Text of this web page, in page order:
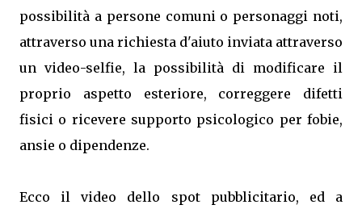
possibilità a persone comuni o personaggi noti,
attraverso una richiesta d'aiuto inviata attraverso
un video-selfie, la possibilità di modificare il
proprio aspetto esteriore, correggere difetti
fisici o ricevere supporto psicologico per fobie,
ansie o dipendenze.
Ecco il video dello spot pubblicitario, ed a